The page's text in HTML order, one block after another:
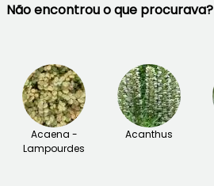
Não encontrou o que procurava?
Acaena -
Lampourdes
Acanthus